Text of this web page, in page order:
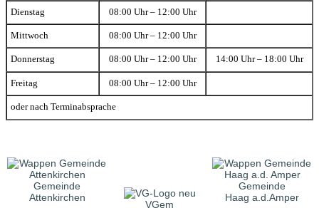
Dienstag 08:00 Uhr – 12:00 Uhr
Mittwoch 08:00 Uhr – 12:00 Uhr
Donnerstag 08:00 Uhr – 12:00 Uhr 14:00 Uhr – 18:00 Uhr
Freitag 08:00 Uhr – 12:00 Uhr
oder nach Terminabsprache
Gemeinde
Attenkirchen
VGem
Gemeinde
Haag a.d.Amper